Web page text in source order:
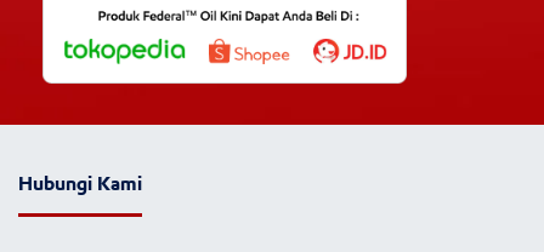
Hubungi Kami